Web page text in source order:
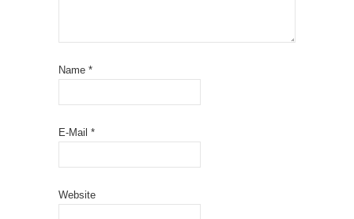
Name *
E-Mail *
Website